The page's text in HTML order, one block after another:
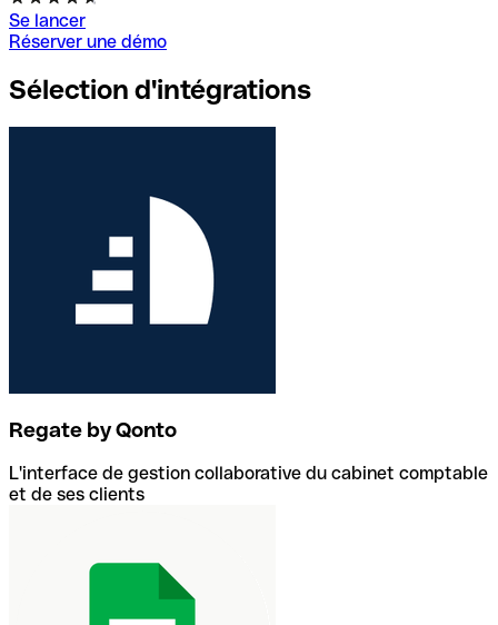
Se lancer
Réserver une démo
Sélection d'intégrations
Regate by Qonto
L'interface de gestion collaborative du cabinet comptable
et de ses clients